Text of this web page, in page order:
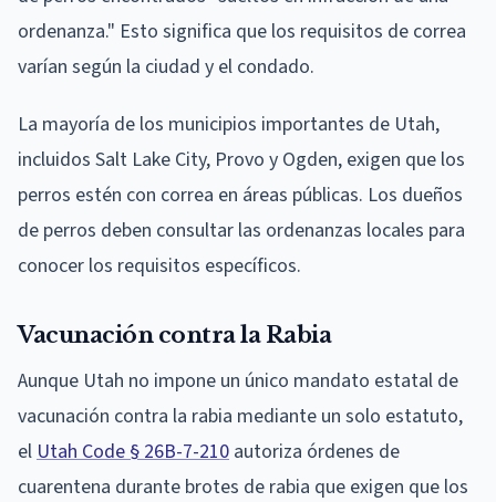
ordenanza." Esto significa que los requisitos de correa
varían según la ciudad y el condado.
La mayoría de los municipios importantes de Utah,
incluidos Salt Lake City, Provo y Ogden, exigen que los
perros estén con correa en áreas públicas. Los dueños
de perros deben consultar las ordenanzas locales para
conocer los requisitos específicos.
Vacunación contra la Rabia
Aunque Utah no impone un único mandato estatal de
vacunación contra la rabia mediante un solo estatuto,
el Utah Code § 26B-7-210 autoriza órdenes de
cuarentena durante brotes de rabia que exigen que los